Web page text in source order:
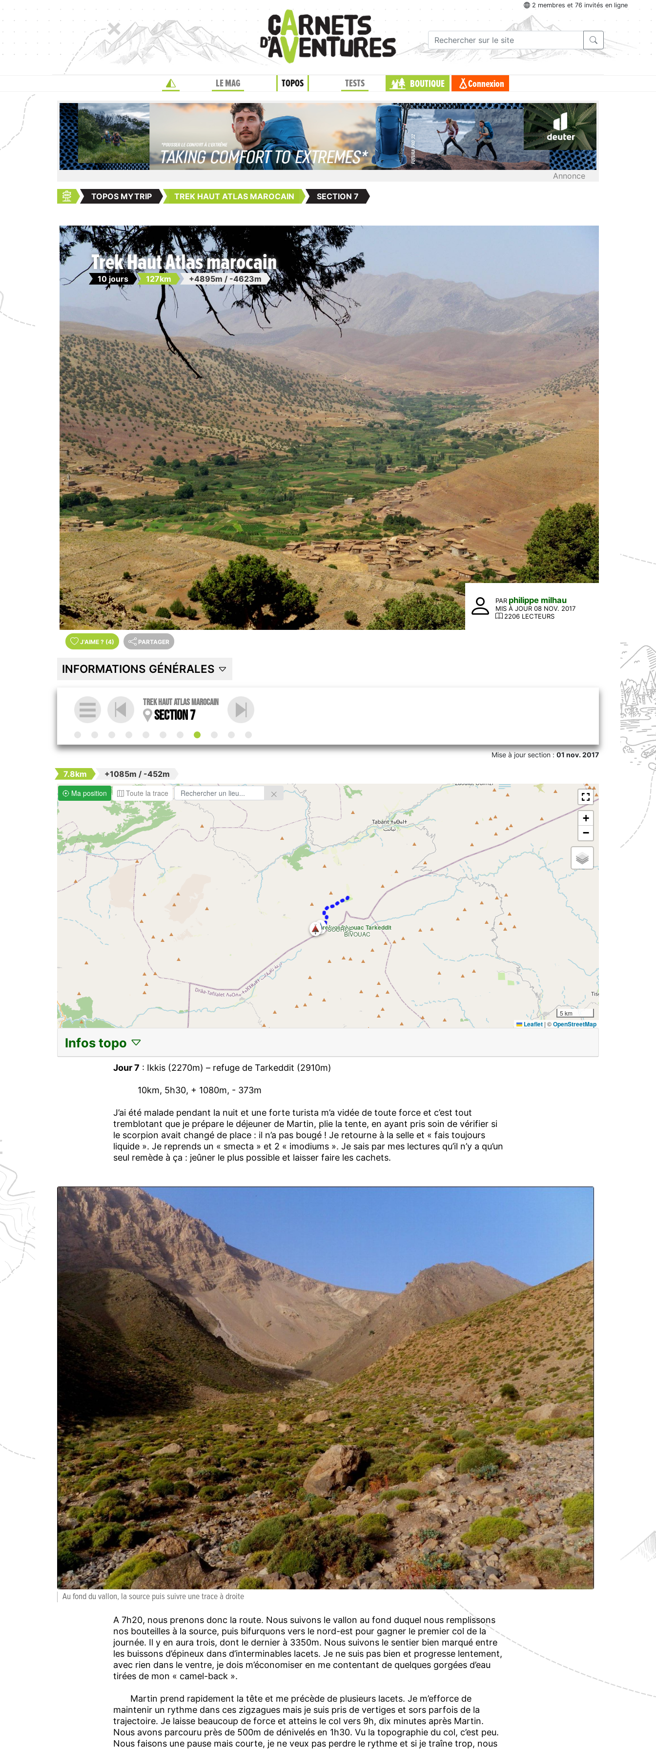
2 membres et 76 invités en ligne
LE MAG TOPOS TESTS BOUTIQUE Connexion
Annonce
TOPOS MYTRIP TREK HAUT ATLAS MAROCAIN SECTION 7
Trek Haut Atlas marocain
10 jours 127km +4895m / -4623m
PAR philippe milhau
MIS À JOUR 08 NOV. 2017
2206 LECTEURS
J'AIME ? (4) PARTAGER
INFORMATIONS GÉNÉRALES
Trek Haut Atlas marocain
Section 7
Mise à jour section :01 nov. 2017
7.8km
+1085m / -452m
Ma position
Toute la trace
refuge/bivouac Tarkeddit
BIVOUAC
SOURCE
+
−
5 km
Leaflet | ©OpenStreetMap
Infos topo
Jour 7 : Ikkis (2270m) – refuge de Tarkeddit (2910m)
10km, 5h30, + 1080m, - 373m
J’ai été malade pendant la nuit et une forte turista m’a vidée de toute force et c’est tout
tremblotant que je prépare le déjeuner de Martin, plie la tente, en ayant pris soin de vérifier si
le scorpion avait changé de place : il n’a pas bougé ! Je retourne à la selle et « fais toujours
liquide ». Je reprends un « smecta » et 2 « imodiums ». Je sais par mes lectures qu’il n’y a qu’un
seul remède à ça : jeûner le plus possible et laisser faire les cachets.
Au fond du vallon, la source puis suivre une trace à droite
A 7h20, nous prenons donc la route. Nous suivons le vallon au fond duquel nous remplissons
nos bouteilles à la source, puis bifurquons vers le nord-est pour gagner le premier col de la
journée. Il y en aura trois, dont le dernier à 3350m. Nous suivons le sentier bien marqué entre
les buissons d’épineux dans d’interminables lacets. Je ne suis pas bien et progresse lentement,
avec rien dans le ventre, je dois m’économiser en me contentant de quelques gorgées d’eau
tirées de mon « camel-back ».
Martin prend rapidement la tête et me précède de plusieurs lacets. Je m’efforce de
maintenir un rythme dans ces zigzagues mais je suis pris de vertiges et sors parfois de la
trajectoire. Je laisse beaucoup de force et atteins le col vers 9h, dix minutes après Martin.
Nous avons parcouru près de 500m de dénivelés en 1h30. Vu la topographie du col, c’est peu.
Nous faisons une pause mais courte, je ne veux pas perdre le rythme et si je traîne trop, nous